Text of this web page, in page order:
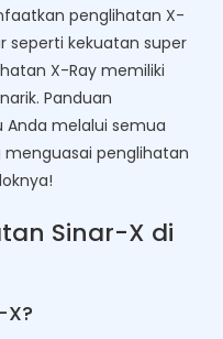
penglihatan X-
seperti kekuatan super
X-Ray memiliki
Panduan
melalui semua
penglihatan
Sinar-X di